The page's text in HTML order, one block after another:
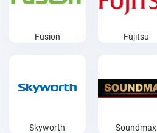
Fusion Fujitsu
Skyworth Soundmax